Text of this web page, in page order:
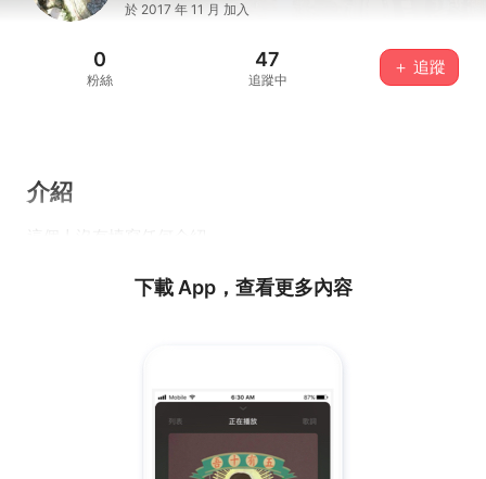
於 2017 年 11 月 加入
0
粉絲
47
追蹤中
＋ 追蹤
介紹
下載 App，查看更多內容